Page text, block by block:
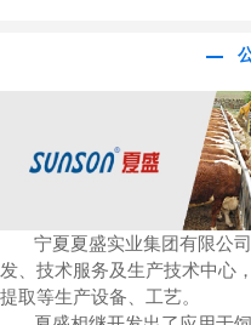
宁夏夏盛实业集团有限公司
发、技术服务及生产技术中心
提取等生产设备、工艺。